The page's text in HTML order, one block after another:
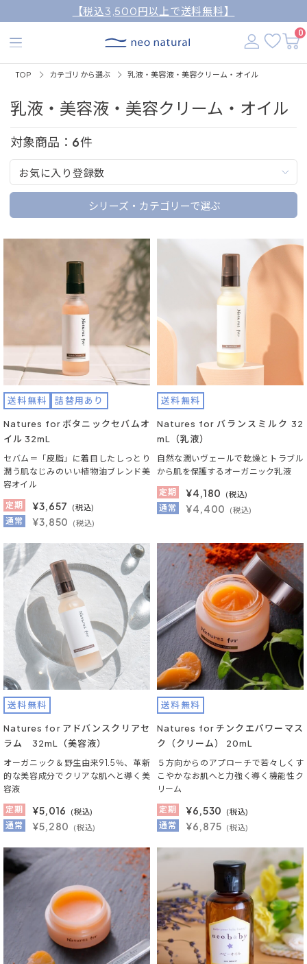
【税込3,500円以上で送料無料】
0
TOP カテゴリから選ぶ 乳液・美容液・美容クリーム・オイル
乳液・美容液・美容クリーム・オイル
対象商品： 6件
お気に入り登録数
シリーズ・カテゴリーで選ぶ
送料無料 詰替用あり
Natures for ボタニックセバムオ
イル 32mL
セバム＝「皮脂」に着目したしっとり
潤う肌なじみのいい植物油ブレンド美
容オイル
定期
¥3,657 (税込)
通常 ¥3,850 (税込)
送料無料
Natures for バランスミルク 32
mL（乳液）
自然な潤いヴェールで乾燥とトラブル
から肌を保護するオーガニック乳液
定期
¥4,180 (税込)
通常 ¥4,400 (税込)
送料無料
Natures for アドバンスクリアセ
ラム 32mL（美容液）
オーガニック＆野生由来91.5％、革新
的な美容成分でクリアな肌へと導く美
容液
定期
¥5,016 (税込)
通常 ¥5,280 (税込)
送料無料
Natures for チンクエパワーマス
ク（クリーム） 20mL
５方向からのアプローチで若々しくす
こやかなお肌へと力強く導く機能性ク
リーム
定期
¥6,530 (税込)
通常 ¥6,875 (税込)